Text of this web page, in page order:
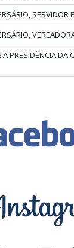
SERVIDOR
PRESIDÊNCIA DA